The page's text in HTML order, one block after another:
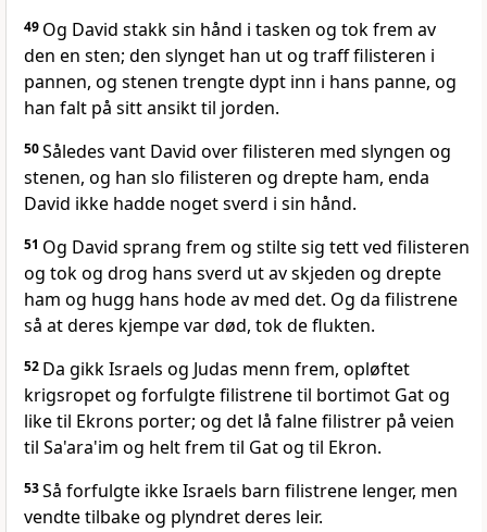
49 Og David stakk sin hånd i tasken og tok frem av
den en sten; den slynget han ut og traff filisteren i
pannen, og stenen trengte dypt inn i hans panne, og
han falt på sitt ansikt til jorden.
50Således vant David over filisteren med slyngen og
stenen, og han slo filisteren og drepte ham, enda
David ikke hadde noget sverd i sin hånd.
51 Og David sprang frem og stilte sig tett ved filisteren
og tok og drog hans sverd ut av skjeden og drepte
ham og hugg hans hode av med det. Og da filistrene
så at deres kjempe var død, tok de flukten.
52 Da gikk Israels og Judas menn frem, opløftet
krigsropet og forfulgte filistrene til bortimot Gat og
like til Ekrons porter; og det lå falne filistrer på veien
til Sa'ara'im og helt frem til Gat og til Ekron.
53Så forfulgte ikke Israels barn filistrene lenger, men
vendte tilbake og plyndret deres leir.